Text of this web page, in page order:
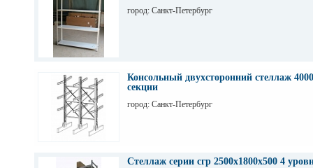
город: Санкт-Петербург
Консольный двухсторонний стеллаж
секции
город: Санкт-Петербург
Стеллаж серии сгр 2500х1800х500 4